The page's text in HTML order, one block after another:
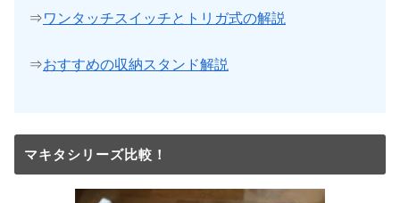
⇒ワンタッチスイッチとトリガ式の解説
⇒おすすめの収納スタンド解説
マキタシリーズ比較！